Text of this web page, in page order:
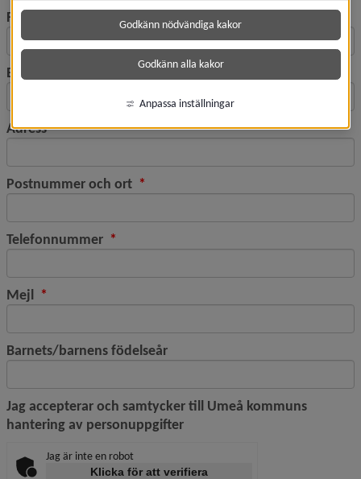
Förnamn
(obligatorisk)
Efternamn (obligatorisk)
Adress*(obligatorisk)
Postnummer och ort *
Telefonnummer *
Mejl *
Barnets/barnens födelseår
Jag accepterar och samtycker till Umeå kommuns
hantering av personuppgifter
Jag är inte en robot
Klicka för att verifiera
Godkänn nödvändiga kakor
Godkänn alla kakor
Anpassa inställningar